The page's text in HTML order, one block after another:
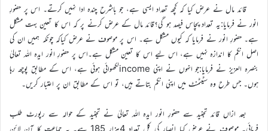
قائد مال نے عرض کیا کہ کچھ تعداد ایسی ہے، جو باشرح چندہ ادا نہیں کرتے۔ اس پر حضورِ
انور نے فرمایا:یہ تعداد پچاس فیصد ہو گی؟قائد مال کے عرض کرنے پر کہ اس کا تعین بہت مشکل
ہے۔ حضورِ انور نے فرمایا کہ کیوں مشکل ہے۔ اس پر موصوف نے عرض کیاکہ چونکہ ہمیں ان کی
اصل انکم کا اندازہ نہیں ہے، اس لیے اس کا تعین مشکل ہے۔اس پر حضورِ انور ایدہ اللہ تعالیٰ
بنصرہ العزیز نے فرمایا:جو انہوں نے اپنی incomeلکھوائی ہوئی ہے، اس کے مطابق پوچھ رہا
ہوں۔ جس طرح وہ سٹیٹمنٹ میں اپنی انکم بتاتے ہیں، تو اس کے مطابق ان پر اعتبار کریں۔
بعد ازاں قائد تجنید سے حضورِ انور ایدہ اللہ تعالیٰ نے تجنید کے حوالہ سے رپورٹ طلب
فرمائی۔ موصوف نے عرض کیا انصار کی کل تعداد 4ہزار 185 ہے۔ یہ جماعت کا آن لائن